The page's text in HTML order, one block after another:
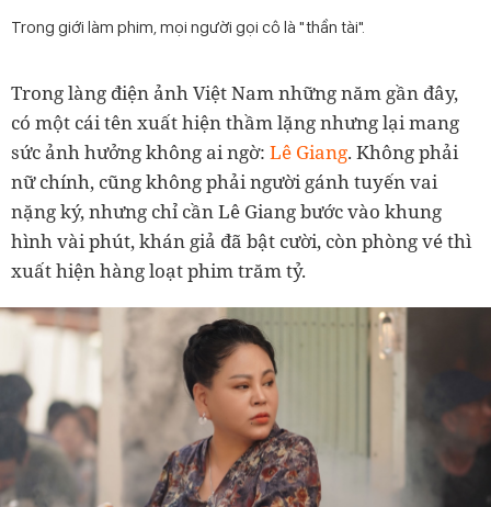
Trong giới làm phim, mọi người gọi cô là "thần tài".
Trong làng điện ảnh Việt Nam những năm gần đây,
có một cái tên xuất hiện thầm lặng nhưng lại mang
sức ảnh hưởng không ai ngờ: Lê Giang. Không phải
nữ chính, cũng không phải người gánh tuyến vai
nặng ký, nhưng chỉ cần Lê Giang bước vào khung
hình vài phút, khán giả đã bật cười, còn phòng vé thì
xuất hiện hàng loạt phim trăm tỷ.